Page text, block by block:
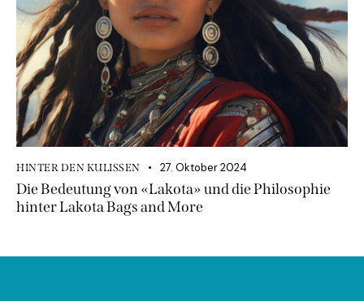
HINTER DEN KULISSEN 27. Oktober 2024
Die Bedeutung von «Lakota» und die Philosophie
hinter Lakota Bags and More